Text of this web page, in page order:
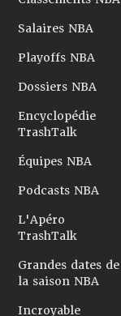
Salaires NBA
Playoffs NBA
Dossiers NBA
Encyclopédie
TrashTalk
Équipes NBA
Podcasts NBA
L'Apéro
TrashTalk
Grandes dates de
la saison NBA
Incroyable